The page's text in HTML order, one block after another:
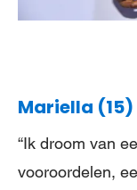
Mariella
“Ik droom van
vooroordelen,